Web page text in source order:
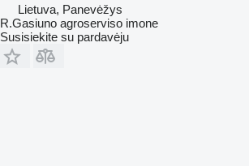
Lietuva, Panevėžys
R.Gasiuno agroserviso imone
Susisiekite su pardavėju